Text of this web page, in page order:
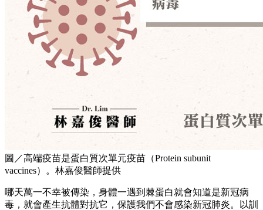
圖／高端疫苗是蛋白質次單元疫苗（Protein subunit
vaccines）。林嘉俊醫師提供
哪天萬一不幸被傳染，身體一遇到棘蛋白就會知道是新冠病
毒，就會產生抗體對抗它，保護我們不會感染新冠肺炎。以訓